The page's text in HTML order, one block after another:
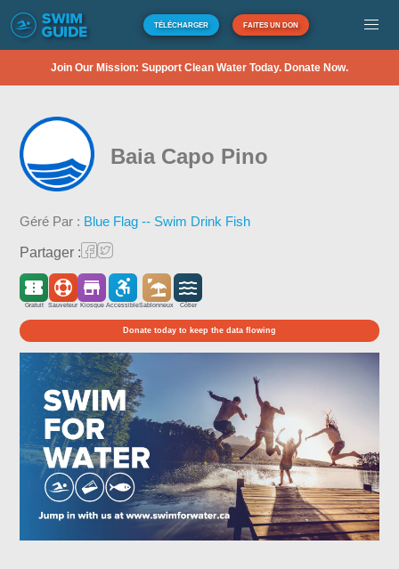
TÉLÉCHARGER FAITES UN DON
Join Our Mission: Support Clean Water Today. Donate Now.
Baia Capo Pino
Géré Par : Blue Flag -- Swim Drink Fish
Partager :
Gratuit Sauveteur Kiosque AccessibleSablonneux Côtier
Donate today to keep the data flowing